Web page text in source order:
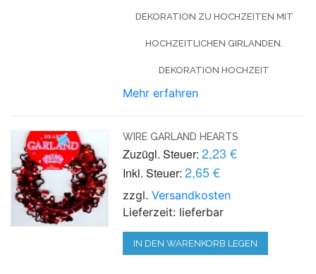
DEKORATION ZU HOCHZEITEN MIT
HOCHZEITLICHEN GIRLANDEN.
DEKORATION HOCHZEIT
Mehr erfahren
WIRE GARLAND HEARTS
Zuzügl. Steuer: 2,23 €
Inkl. Steuer: 2,65 €
zzgl.Versandkosten
Lieferzeit: lieferbar
IN DEN WARENKORB LEGEN